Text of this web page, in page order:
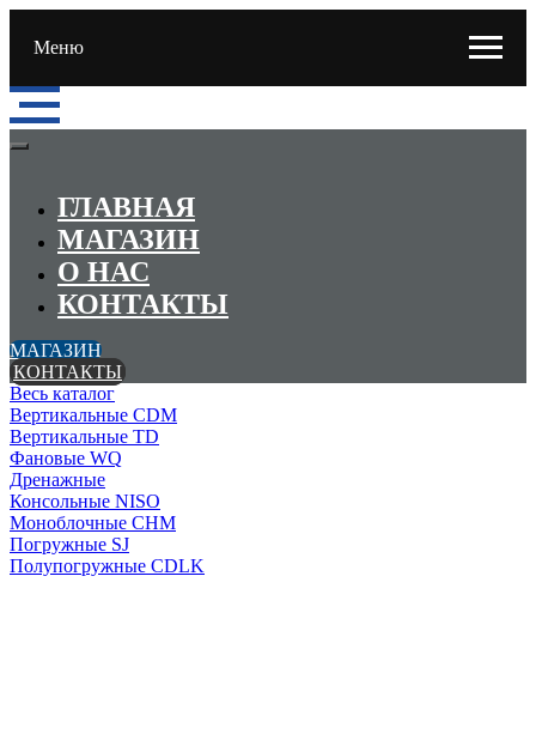
Меню
ГЛАВНАЯ
МАГАЗИН
О НАС
КОНТАКТЫ
МАГАЗИН
КОНТАКТЫ
Весь каталог
Вертикальные CDM
Вертикальные TD
Фановые WQ
Дренажные
Консольные NISO
Моноблочные CHМ
Погружные SJ
Полупогружные CDLK